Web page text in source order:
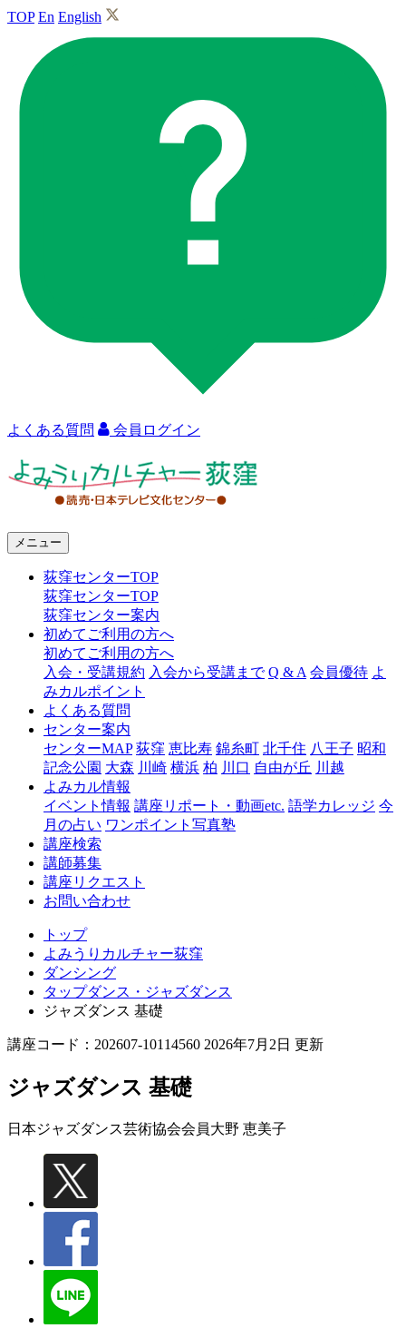
TOP En English
よくある質問 会員ログイン
ャ
窪
メニュー
荻窪センターTOP
荻窪センターTOP
荻窪センター案内
初めてご利用の方へ
初めてご利用の方へ
入会・受講規約 入会から受講まで Q & A 会員優待 よ
みカルポイント
よくある質問
センター案内
センターMAP 荻窪 恵比寿 錦糸町 北千住 八王子 昭和
記念公園 大森 川崎 横浜 柏 川口 自由が丘 川越
よみカル情報
イベント情報 講座リポート・動画etc. 語学カレッジ 今
月の占い ワンポイント写真塾
講座検索
講師募集
講座リクエスト
お問い合わせ
トップ
よみうりカルチャー荻窪
ダンシング
タップダンス・ジャズダンス
ジャズダンス 基礎
講座コード：202607-10114560 2026年7月2日 更新
ジャズダンス 基礎
日本ジャズダンス芸術協会会員大野 恵美子